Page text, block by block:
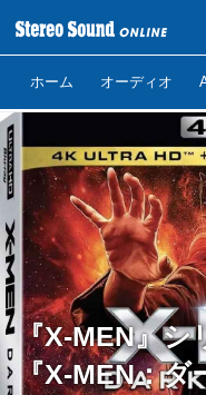
ホーム オーディオ
『X-MEN』シ
『X-MEN：ダ